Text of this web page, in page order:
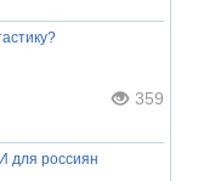
359
для россиян